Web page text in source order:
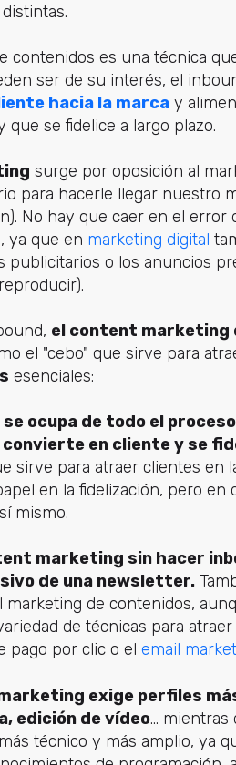
contenidos es una técnica
ser de su interés, el
hacia la marca y
se fidelice a largo plazo.
surge por oposición al
para hacerle llegar nuestro
No hay que caer en el
ya que en marketing digital
publicitarios o los anuncios
el content marketing
el "cebo" que sirve para
esenciales:
se ocupa de todo el
en cliente y se
sirve para atraer clientes en
en la fidelización, pero en
mismo.
marketing sin hacer
de una newsletter.
de contenidos,
de técnicas para
pago por clic o el email
exige perfiles
edición de vídeo...
técnico y más amplio, ya